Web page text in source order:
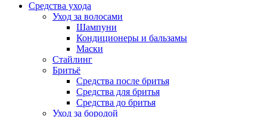
Средства ухода
Уход за волосами
Шампуни
Кондиционеры и бальзамы
Маски
Стайлинг
Бритьё
Средства после бритья
Средства для бритья
Средства до бритья
Уход за бородой